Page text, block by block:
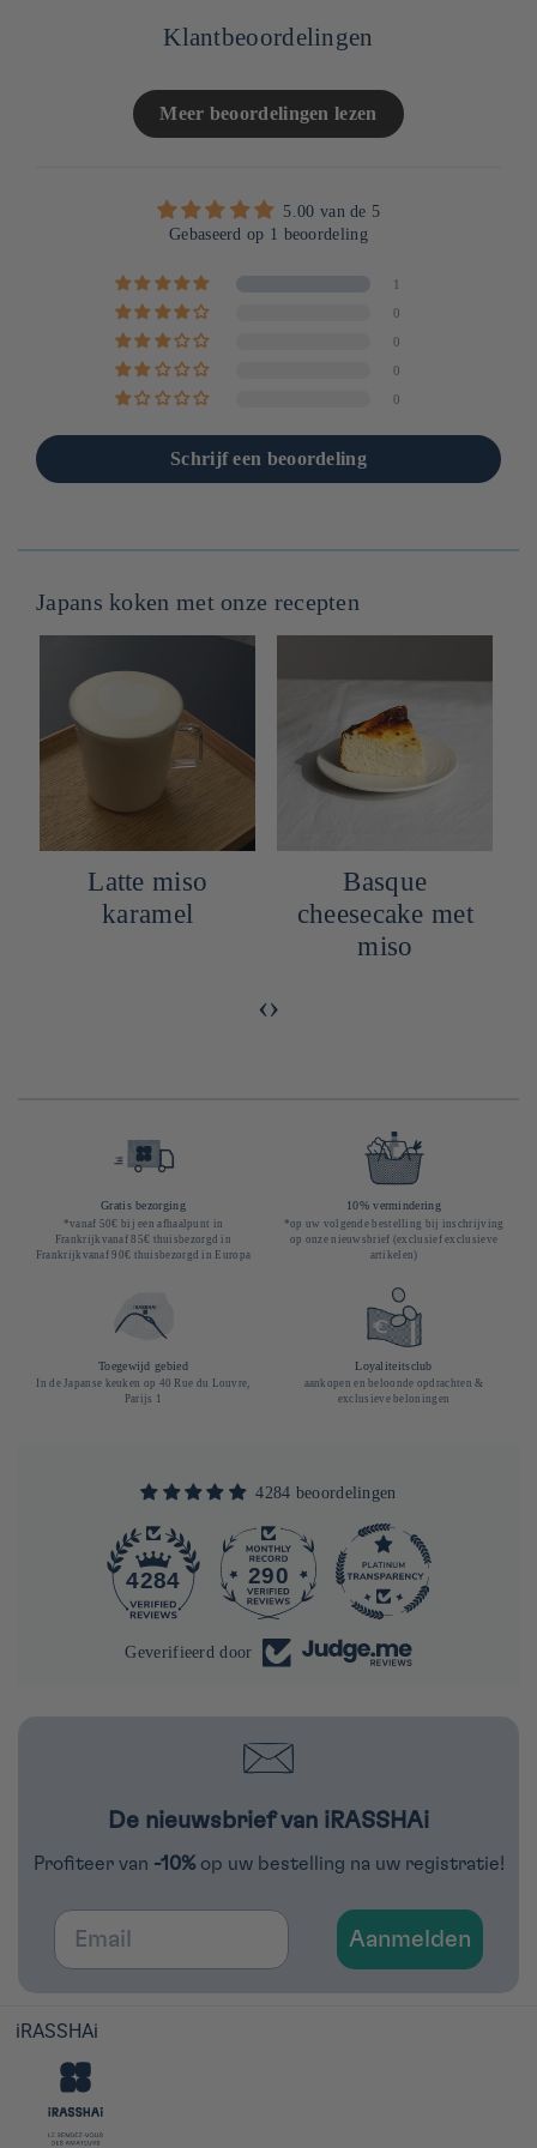
Klantbeoordelingen
Meer beoordelingen lezen
5.00 van de 5
Gebaseerd op 1 beoordeling
1
0
0
0
0
Schrijf een beoordeling
Japans koken met onze recepten
Latte miso
karamel
Basque
cheesecake met
miso
‹›
Gratis bezorging
*vanaf 50€ bij een afhaalpunt in
Frankrijkvanaf 85€ thuisbezorgd in
Frankrijkvanaf 90€ thuisbezorgd in Europa
10% vermindering
*op uw volgende bestelling bij inschrijving
op onze nieuwsbrief (exclusief exclusieve
artikelen)
Toegewijd gebied
In de Japanse keuken op 40 Rue du Louvre,
Parijs 1
Loyaliteitsclub
aankopen en beloonde opdrachten &
exclusieve beloningen
4284 beoordelingen
4284 290
Geverifieerd door
De nieuwsbrief van iRASSHAi
Profiteer van -10% op uw bestelling na uw registratie!
Email
Aanmelden
iRASSHAi